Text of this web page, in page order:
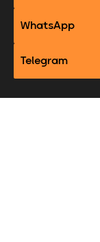
WhatsApp
Telegram